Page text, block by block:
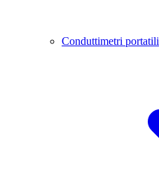
Conduttimetri portatili